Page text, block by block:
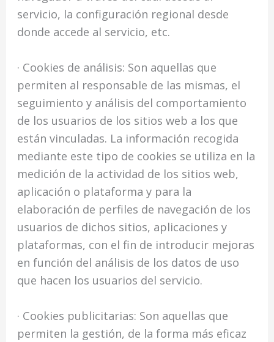
servicio, la configuración regional desde
donde accede al servicio, etc.
· Cookies de análisis: Son aquellas que
permiten al responsable de las mismas, el
seguimiento y análisis del comportamiento
de los usuarios de los sitios web a los que
están vinculadas. La información recogida
mediante este tipo de cookies se utiliza en la
medición de la actividad de los sitios web,
aplicación o plataforma y para la
elaboración de perfiles de navegación de los
usuarios de dichos sitios, aplicaciones y
plataformas, con el fin de introducir mejoras
en función del análisis de los datos de uso
que hacen los usuarios del servicio.
· Cookies publicitarias: Son aquellas que
permiten la gestión, de la forma más eficaz